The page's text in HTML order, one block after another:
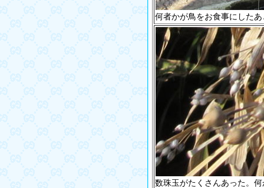
何者かが鳥をお食事にしたあ
数珠玉がたくさんあった。